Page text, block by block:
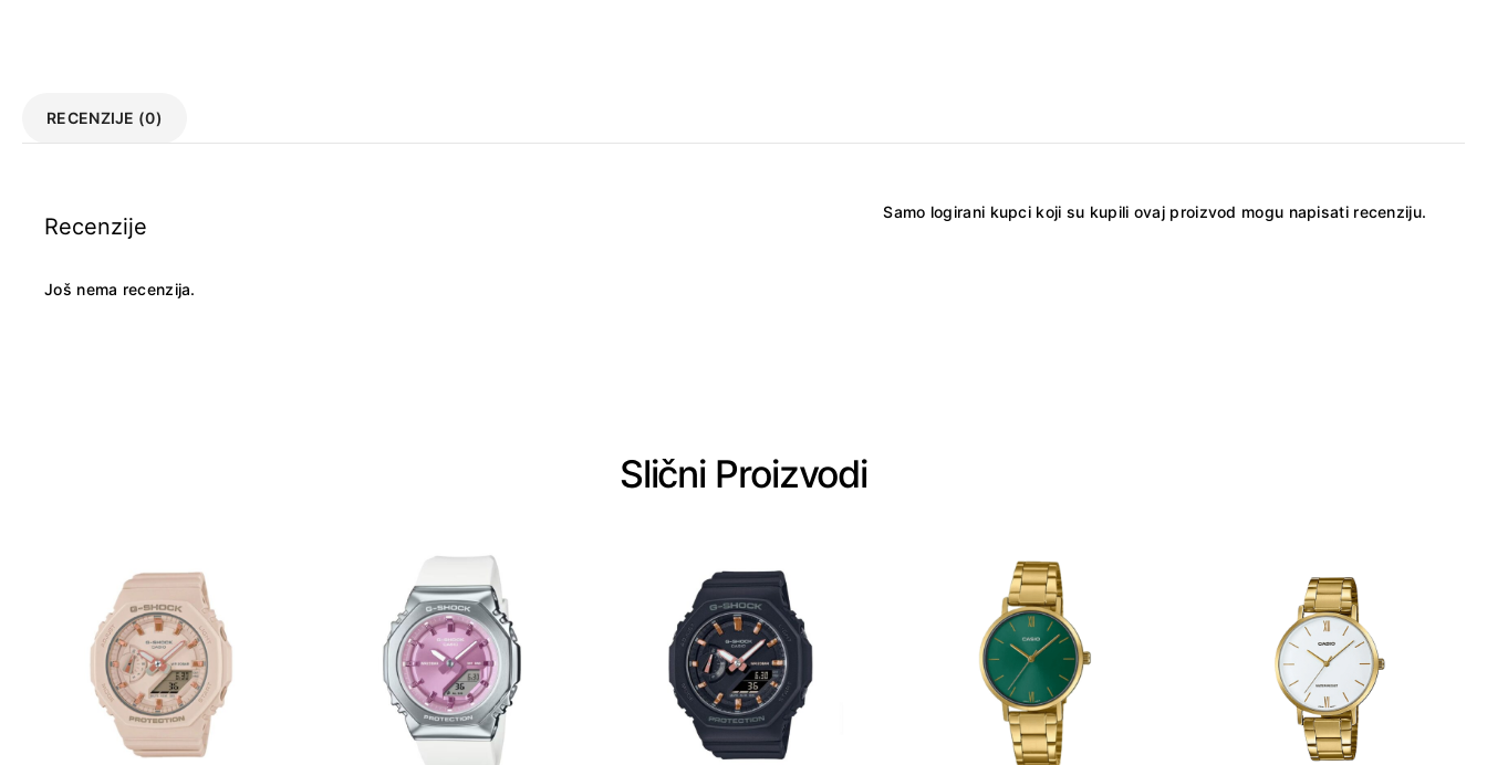
RECENZIJE (0)
Recenzije
Još nema recenzija.
Samo logirani kupci koji su kupili ovaj proizvod mogu napisati recenziju.
Slični Proizvodi